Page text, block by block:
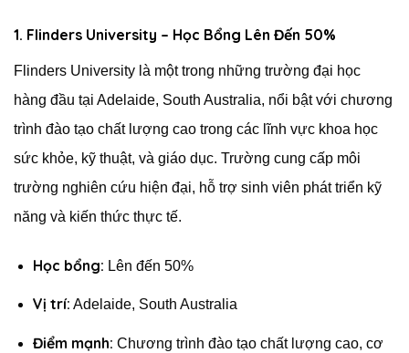
1. Flinders University – Học Bổng Lên Đến 50%
Flinders University là một trong những trường đại học
hàng đầu tại Adelaide, South Australia, nổi bật với chương
trình đào tạo chất lượng cao trong các lĩnh vực khoa học
sức khỏe, kỹ thuật, và giáo dục. Trường cung cấp môi
trường nghiên cứu hiện đại, hỗ trợ sinh viên phát triển kỹ
năng và kiến thức thực tế.
Học bổng: Lên đến 50%
Vị trí: Adelaide, South Australia
Điểm mạnh: Chương trình đào tạo chất lượng cao, cơ